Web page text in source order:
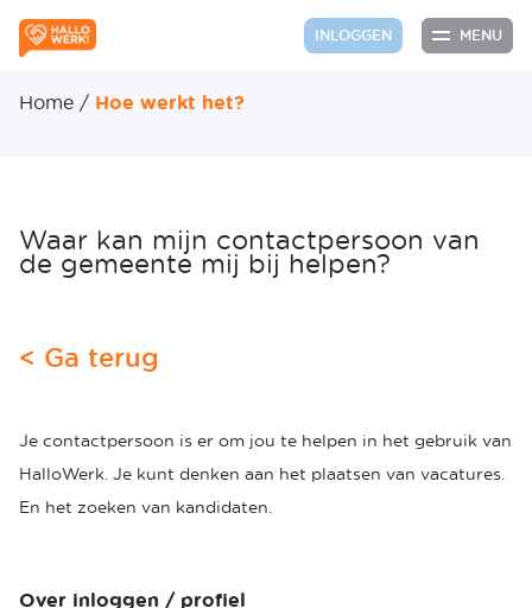
INLOGGEN MENU
Home / Hoe werkt het?
Waar kan mijn contactpersoon van
de gemeente mij bij helpen?
< Ga terug
Je contactpersoon is er om jou te helpen in het gebruik van
HalloWerk. Je kunt denken aan het plaatsen van vacatures.
En het zoeken van kandidaten.
Over inloggen / profiel